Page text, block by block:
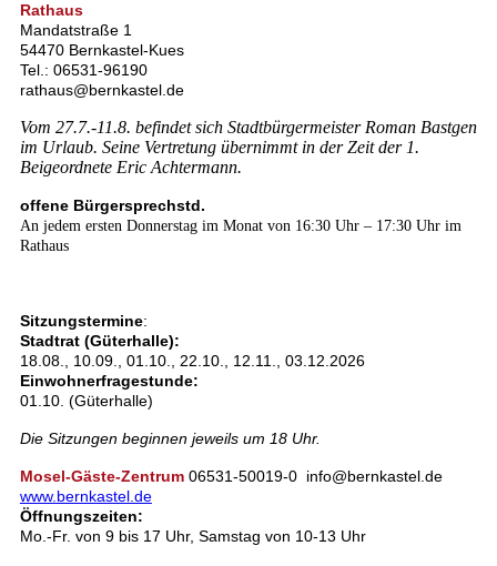
Rathaus
Mandatstraße 1
54470 Bernkastel-Kues
Tel.: 06531-96190
rathaus@bernkastel.de
Vom 27.7.-11.8. befindet sich Stadtbürgermeister Roman Bastgen
im Urlaub. Seine Vertretung übernimmt in der Zeit der 1.
Beigeordnete Eric Achtermann.
offene Bürgersprechstd.
An jedem ersten Donnerstag im Monat von 16:30 Uhr – 17:30 Uhr im
Rathaus
Sitzungstermine:
Stadtrat (Güterhalle):
18.08., 10.09., 01.10., 22.10., 12.11., 03.12.2026
Einwohnerfragestunde:
01.10. (Güterhalle)
Die Sitzungen beginnen jeweils um 18 Uhr.
Mosel-Gäste-Zentrum 06531-50019-0 info@bernkastel.de
www.bernkastel.de
Öffnungszeiten:
Mo.-Fr. von 9 bis 17 Uhr, Samstag von 10-13 Uhr